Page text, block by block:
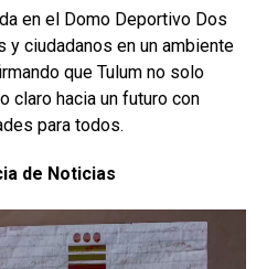
en el Domo Deportivo Dos
y ciudadanos en un ambiente
que Tulum no solo
claro hacia un futuro con
para todos.
de Noticias